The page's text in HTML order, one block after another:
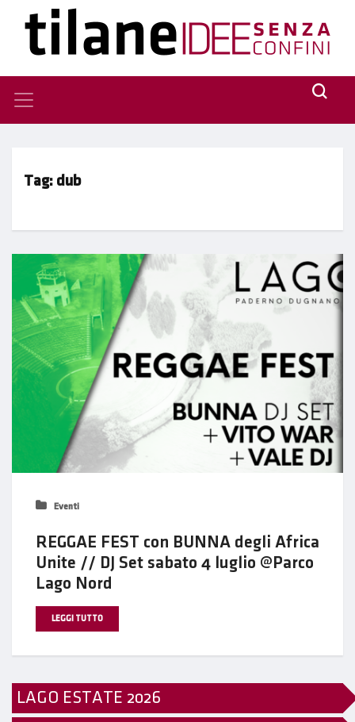
Tag: dub
Eventi
REGGAE FEST con BUNNA degli Africa
Unite // DJ Set sabato 4 luglio @Parco
Lago Nord
LEGGI TUTTO
LAGO ESTATE 2026